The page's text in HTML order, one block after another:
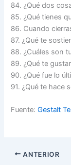
84. ¿Qué dos
85. ¿Qué tienes
86. Cuando
87. ¿Qué te
88. ¿Cuáles son
89. ¿Qué te
90. ¿Qué fue lo
91. ¿Qué te hace
Fuente:Gestalt
ANTERIOR